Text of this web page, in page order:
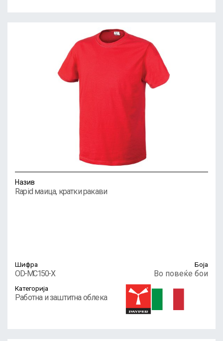
Назив
Rapid маица, кратки ракави
Шифра
OD-MC150-X
Боја
Во повеќе бои
Категорија
Работна и заштитна облека